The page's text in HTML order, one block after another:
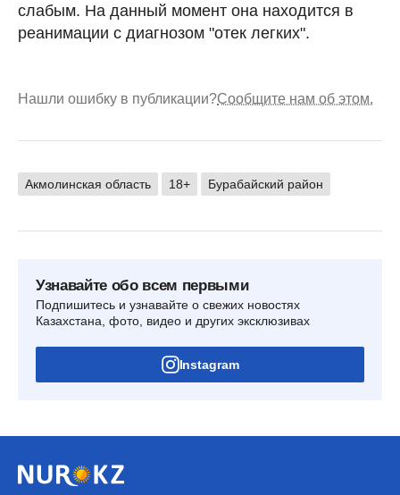
слабым. На данный момент она находится в
реанимации с диагнозом "отек легких".
Нашли ошибку в публикации?Сообщите нам об этом.
Акмолинская область 18+ Бурабайский район
Узнавайте обо всем первыми
Подпишитесь и узнавайте о свежих новостях
Казахстана, фото, видео и других эксклюзивах
Instagram